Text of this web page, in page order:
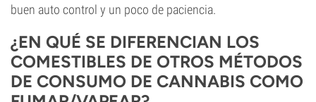
buen auto control y un poco de paciencia.
¿EN QUÉ SE DIFERENCIAN LOS
COMESTIBLES DE OTROS MÉTODOS
DE CONSUMO DE CANNABIS COMO